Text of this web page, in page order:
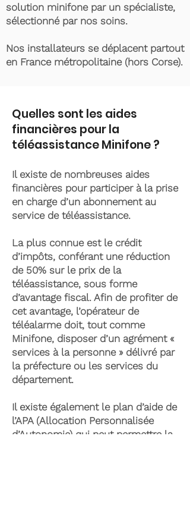
solution minifone par un spécialiste,
sélectionné par nos soins.
Nos installateurs se déplacent partout
en France métropolitaine (hors Corse).
Quelles sont les aides
financières pour la
téléassistance Minifone ?
Il existe de nombreuses aides
financières pour participer à la prise
en charge d’un abonnement au
service de téléassistance.
La plus connue est le crédit
d’impôts, conférant une réduction
de 50% sur le prix de la
téléassistance, sous forme
d’avantage fiscal. Afin de profiter de
cet avantage, l’opérateur de
téléalarme doit, tout comme
Minifone, disposer d’un agrément «
services à la personne » délivré par
la préfecture ou les services du
département.
Il existe également le plan d’aide de
l’APA (Allocation Personnalisée
d’Autonomie) qui peut permettre la